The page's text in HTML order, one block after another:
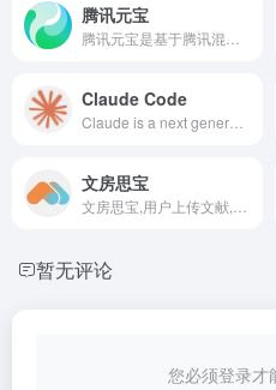
腾讯元宝
Claude Code
文房思宝
暂无评论
您必须登录才